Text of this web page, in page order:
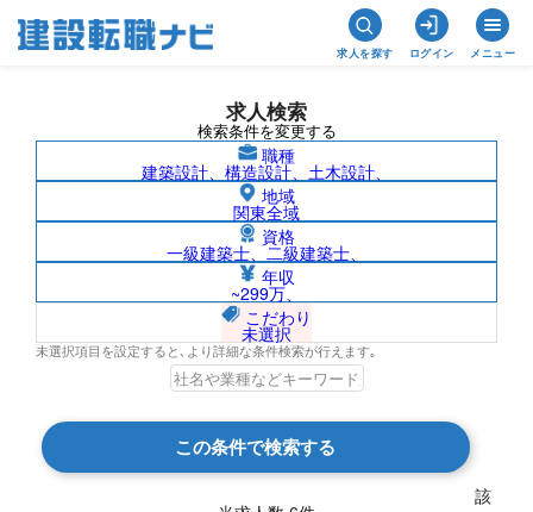
求人を探す ログイン メニュー
求人検索
検索条件を変更する
職種
建築設計、構造設計、土木設計、
地域
関東全域
資格
一級建築士、二級建築士、
年収
~299万、
こだわり
未選択
未選択項目を設定すると､より詳細な条件検索が行えます｡
この条件で検索する
該
1級電気通信工事施工管理技士/兵庫県の求
人検索結果一覧